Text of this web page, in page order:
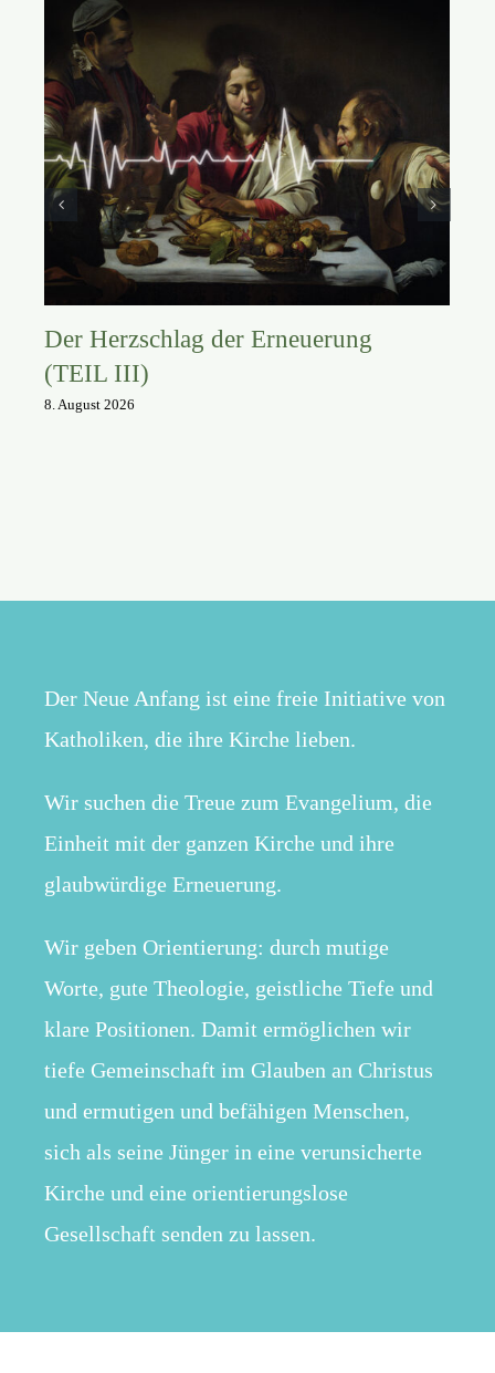
Der Herzschlag der Erneuerung
(TEIL III)
8. August 2026
Der Neue Anfang ist eine freie Initiative von
Katholiken, die ihre Kirche lieben.
Wir suchen die Treue zum Evangelium, die
Einheit mit der ganzen Kirche und ihre
glaubwürdige Erneuerung.
Wir geben Orientierung: durch mutige
Worte, gute Theologie, geistliche Tiefe und
klare Positionen. Damit ermöglichen wir
tiefe Gemeinschaft im Glauben an Christus
und ermutigen und befähigen Menschen,
sich als seine Jünger in eine verunsicherte
Kirche und eine orientierungslose
Gesellschaft senden zu lassen.